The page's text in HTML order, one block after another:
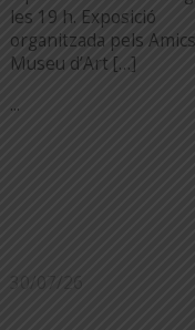
les 19 h. Exposició
organitzada pels
Museu d’Art […]
...
30/07/26